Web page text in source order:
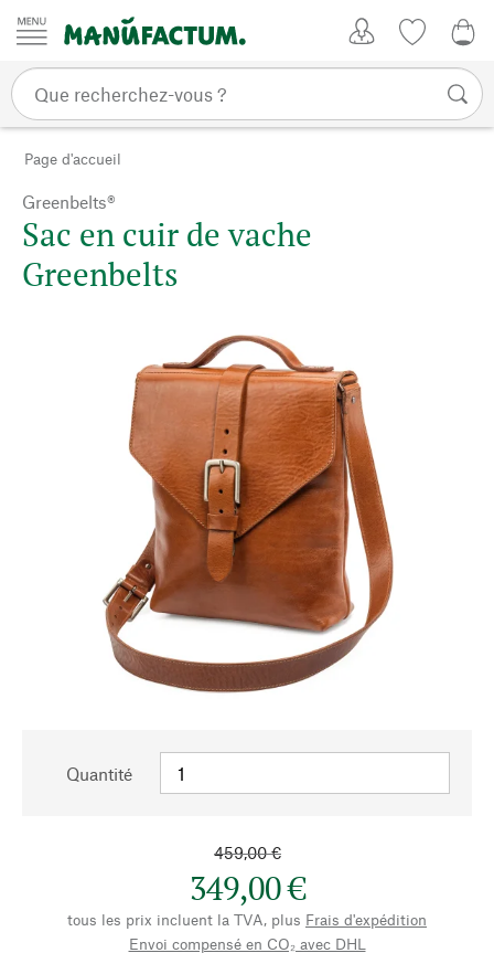
Passer au contenu
Page d'accueil
Greenbelts®
Sac en cuir de vache
Greenbelts
Quantité
459,00 €
349,00 €
tous les prix incluent la TVA, plus Frais d'expédition
Envoi compensé en CO₂ avec DHL